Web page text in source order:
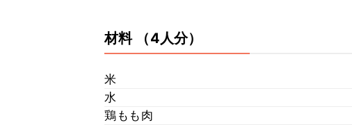
材料 （4人分）
米
水
鶏もも肉